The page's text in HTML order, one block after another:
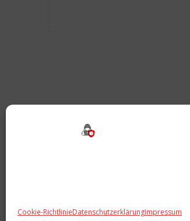
Cookie-RichtlinieDatenschutzerklärungImpressum